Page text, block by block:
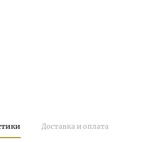
Доставка и оплата